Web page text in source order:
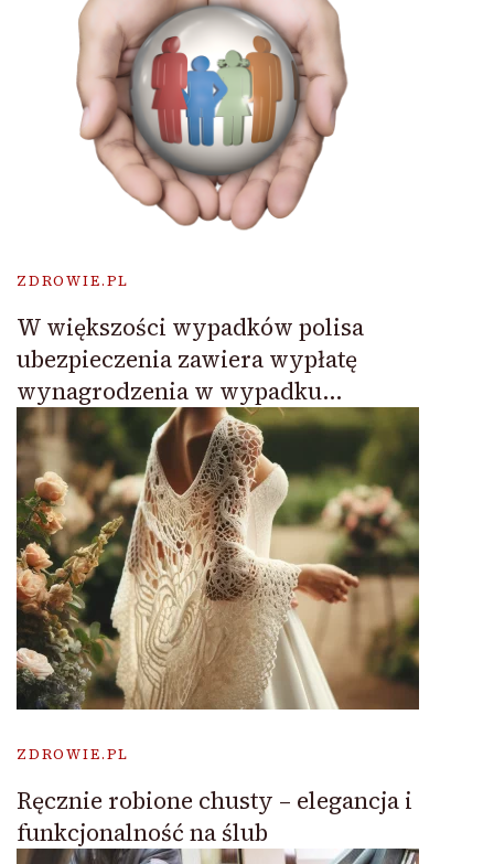
ZDROWIE.PL
W większości wypadków polisa
ubezpieczenia zawiera wypłatę
wynagrodzenia w wypadku…
ZDROWIE.PL
Ręcznie robione chusty – elegancja i
funkcjonalność na ślub